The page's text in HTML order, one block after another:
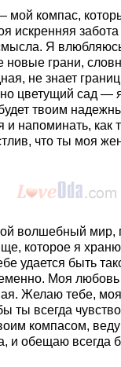
компас,
искренняя
Я
новые грани,
не знает
цветущий сад
твоим
и напоминать,
что ты моя
волшебный мир,
которое я
удается быть
Моя
Желаю тебе,
ты всегда
компасом,
и обещаю всегда